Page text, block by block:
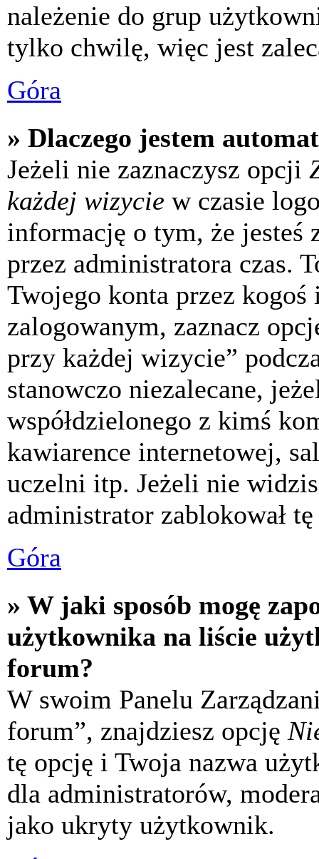
należenie do grup
tylko chwilę, więc jest
Góra
» Dlaczego jestem
Jeżeli nie zaznaczysz opcji
każdej wizycie w czasie
informację o tym, że jesteś
przez administratora czas.
Twojego konta przez kogoś
zalogowanym, zaznacz
przy każdej wizycie”
stanowczo niezalecane,
współdzielonego z kimś
kawiarence internetowej,
uczelni itp. Jeżeli nie
administrator zablokował
Góra
» W jaki sposób mogę
użytkownika na liście
forum?
W swoim Panelu
forum”, znajdziesz opcję
tę opcję i Twoja nazwa
dla administratorów,
jako ukryty użytkownik.